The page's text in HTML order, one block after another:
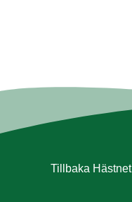
Tillbaka Hästnet